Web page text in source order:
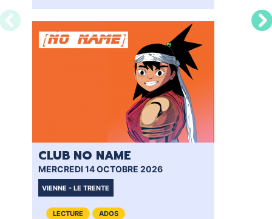
CLUB NO NAME
MERCREDI 14 OCTOBRE 2026
VIENNE - LE TRENTE
LECTURE ADOS